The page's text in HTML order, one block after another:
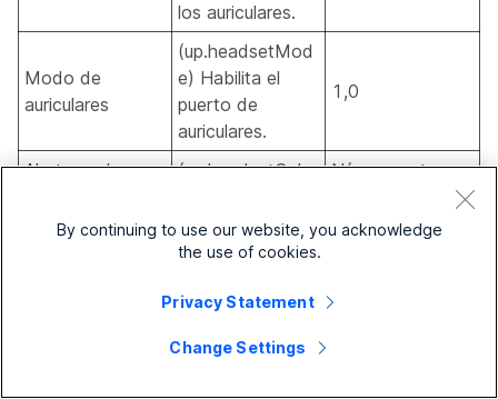
los auriculares.
Modo de
auriculares
(up.headsetMod
e) Habilita el
puerto de
auriculares.
1,0
Alertas solo para
(up.headsetOnly
Número entero
(up.hearingAidCo
mpatibility.enable
d) Ecualización
de Rx de audio.
1,0
By continuing to use our website, you acknowledge
the use of cookies.
Privacy Statement
Change Settings